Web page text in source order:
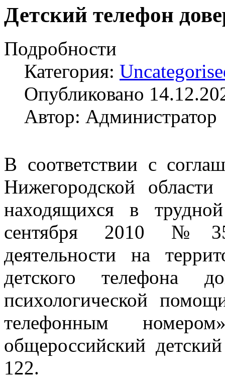
Детский телефон
Подробности
Категория:
Опубликовано
Автор: Администратор
В соответствии с
Нижегородской
находящихся в
сентября 2010
деятельности на
детского телефона
психологической
телефонным
общероссийский
122.